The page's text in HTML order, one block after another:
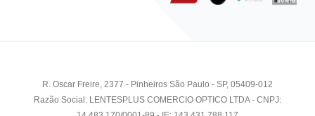
R. Oscar Freire, 2377 - Pinheiros São Paulo - SP, 05409-012
Razão Social: LENTESPLUS COMERCIO OPTICO LTDA - CNPJ: